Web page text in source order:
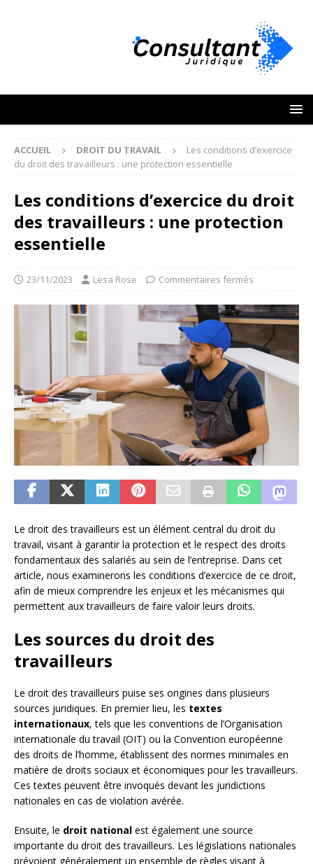
ACCUEIL DROIT DU TRAVAIL
Les conditions d’exercice
du droit des travailleurs : une protection essentielle
Les conditions d’exercice du droit
des travailleurs : une protection
essentielle
23/11/2023 Lesa Rose Commentaires fermés
Le droit des travailleurs est un élément central du droit du
travail, visant à garantir la protection et le respect des droits
fondamentaux des salariés au sein de l’entreprise. Dans cet
article, nous examinerons les conditions d’exercice de ce droit,
afin de mieux comprendre les enjeux et les mécanismes qui
permettent aux travailleurs de faire valoir leurs droits.
Les sources du droit des
travailleurs
Le droit des travailleurs puise ses origines dans plusieurs
sources juridiques. En premier lieu, les textes
internationaux, tels que les conventions de l’Organisation
internationale du travail (OIT) ou la Convention européenne
des droits de l’homme, établissent des normes minimales en
matière de droits sociaux et économiques pour les travailleurs.
Ces textes peuvent être invoqués devant les juridictions
nationales en cas de violation avérée.
Ensuite, le droit national est également une source
importante du droit des travailleurs. Les législations nationales
prévoient généralement un ensemble de règles visant à